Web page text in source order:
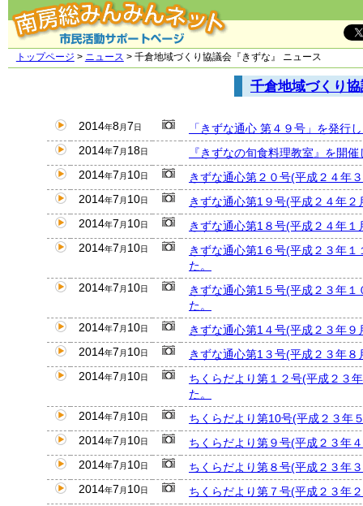
トップページ > ニュース > 千倉地域づくり協議会『きずな』 ニュース
千倉地域づくり
2014年8月7日
「きずな通心 第４９号」を発行
2014年7 月 18日
『きずなの旬食料理教室』を開
2014年7 月 10日
きずな通心第２０号(平成２４年
2014年7 月 10日
きずな通心第1９号(平成２４年
2014年7 月 10日
きずな通心第1８号(平成２４年
2014年7 月 10日
きずな通心第1６号(平成２３年
た。
2014年7 月 10日
きずな通心第1５号(平成２３年
た。
2014年7 月 10日
きずな通心第1４号(平成２３年
2014年7 月 10日
きずな通心第1３号(平成２３年
2014年7 月 10日
ちくらだより第１２号(平成２３
た。
2014年7 月 10日
ちくらだより第10号(平成２３年
2014年7 月 10日
ちくらだより第９号(平成２３年
2014年7 月 10日
ちくらだより第８号(平成２３年
2014年7 月 10日
ちくらだより第７号(平成２３年